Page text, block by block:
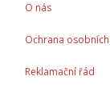
O nás
Ochrana
Reklamační řád